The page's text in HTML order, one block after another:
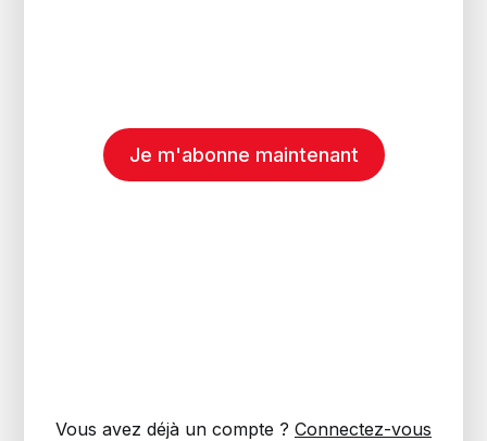
Je m'abonne maintenant
Vous avez déjà un compte ? Connectez-vous